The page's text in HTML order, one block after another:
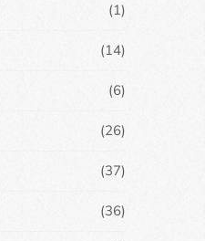
(1)
(14)
(6)
(26)
(37)
(36)